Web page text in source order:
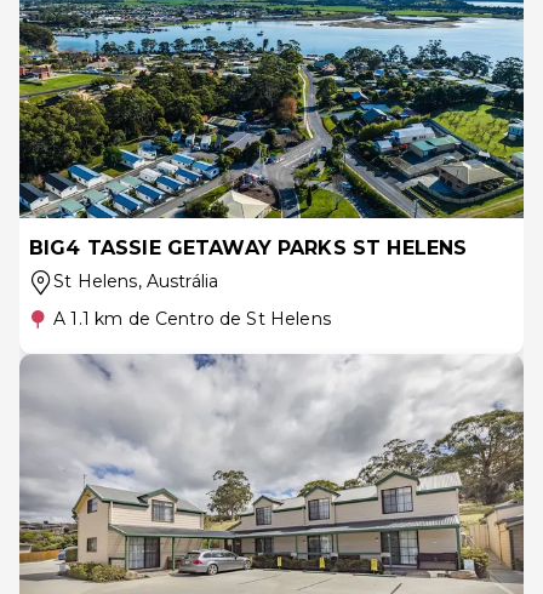
BIG4 TASSIE GETAWAY PARKS ST HELENS
St Helens, Austrália
A 1.1 km de Centro de St Helens